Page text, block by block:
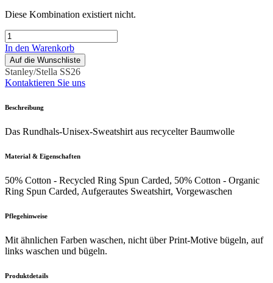
Diese Kombination existiert nicht.
In den Warenkorb
Auf die Wunschliste
Stanley/Stella SS26
Kontaktieren Sie uns
Beschreibung
Das Rundhals-Unisex-Sweatshirt aus recycelter Baumwolle
Material & Eigenschaften
50% Cotton - Recycled Ring Spun Carded, 50% Cotton - Organic
Ring Spun Carded, Aufgerautes Sweatshirt, Vorgewaschen
Pflegehinweise
Mit ähnlichen Farben waschen, nicht über Print-Motive bügeln, auf
links waschen und bügeln.
Produktdetails